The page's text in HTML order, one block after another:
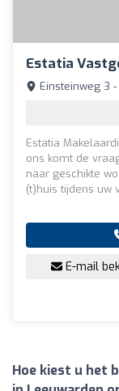
Estatia
Einsteinweg 3
Estatia
ons komt de
naar geschikte
(t)huis tijdens uw
E-mail
Hoe kiest u het